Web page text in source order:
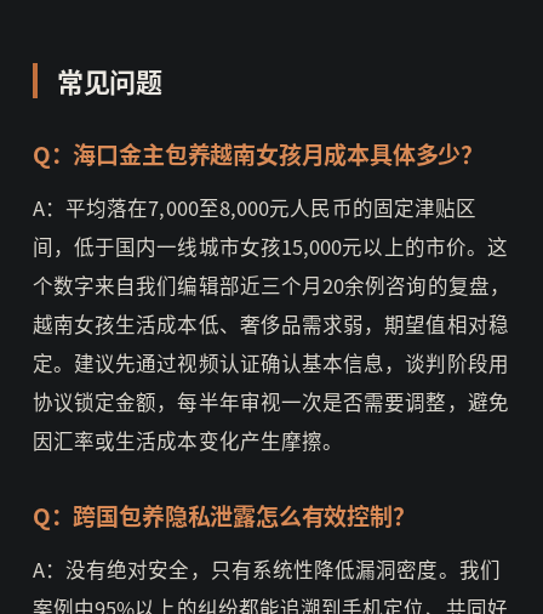
常见问题
Q：海口金主包养越南女孩月成本具体多少？
A：平均落在7,000至8,000元人民币的固定津贴区
间，低于国内一线城市女孩15,000元以上的市价。这
个数字来自我们编辑部近三个月20余例咨询的复盘，
越南女孩生活成本低、奢侈品需求弱，期望值相对稳
定。建议先通过视频认证确认基本信息，谈判阶段用
协议锁定金额，每半年审视一次是否需要调整，避免
因汇率或生活成本变化产生摩擦。
Q：跨国包养隐私泄露怎么有效控制？
A：没有绝对安全，只有系统性降低漏洞密度。我们
案例中95%以上的纠纷都能追溯到手机定位、共同好